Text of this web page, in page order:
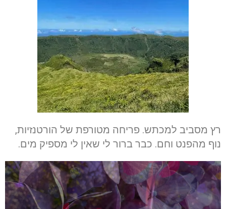
רץ מסביב למכתש. פריחה מטורפת של הורטנזיות,
נוף מהפנט וחם. כבר ברור לי שאין לי מספיק מים.